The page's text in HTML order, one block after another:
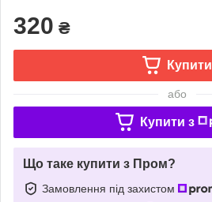
320 ₴
Купити
або
Купити з
Що таке купити з Пром?
Замовлення під захистом